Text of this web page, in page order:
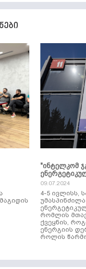
"ინტელკომ
09.07.2024
4-5 ივლისს,
რომლის
ქვეყნის,
ენერგიის
როლის